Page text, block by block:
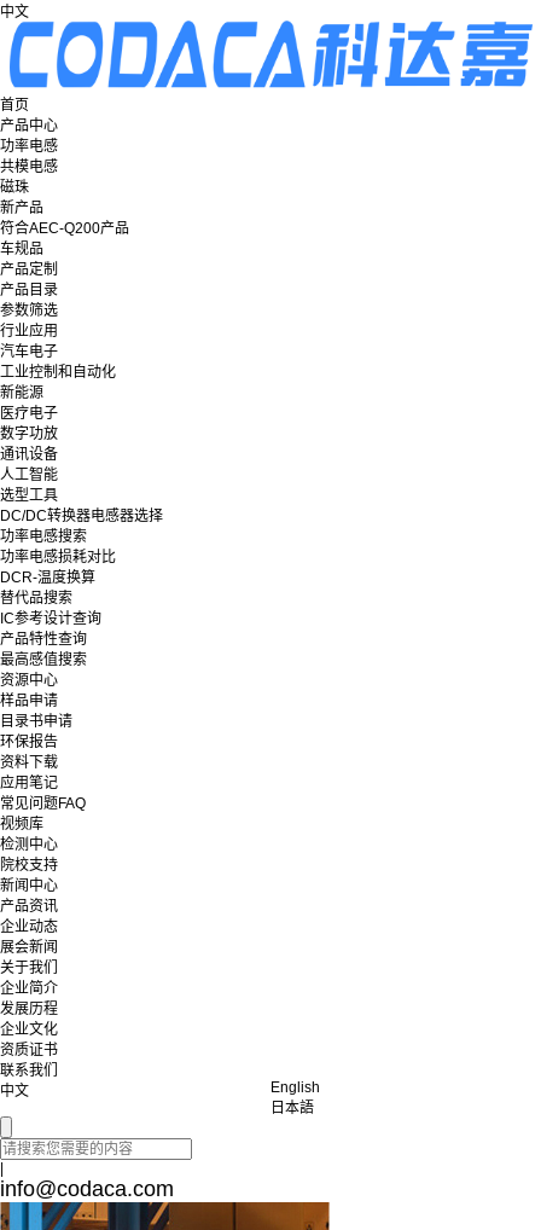
中文
首页
产品中心
功率电感
共模电感
磁珠
新产品
符合AEC-Q200产品
车规品
产品定制
产品目录
参数筛选
行业应用
汽车电子
工业控制和自动化
新能源
医疗电子
数字功放
通讯设备
人工智能
选型工具
DC/DC转换器电感器选择
功率电感搜索
功率电感损耗对比
DCR-温度换算
替代品搜索
IC参考设计查询
产品特性查询
最高感值搜索
资源中心
样品申请
目录书申请
环保报告
资料下载
应用笔记
常见问题FAQ
视频库
检测中心
院校支持
新闻中心
产品资讯
企业动态
展会新闻
关于我们
企业简介
发展历程
企业文化
资质证书
联系我们
中文
English
日本語
|
info@codaca.com